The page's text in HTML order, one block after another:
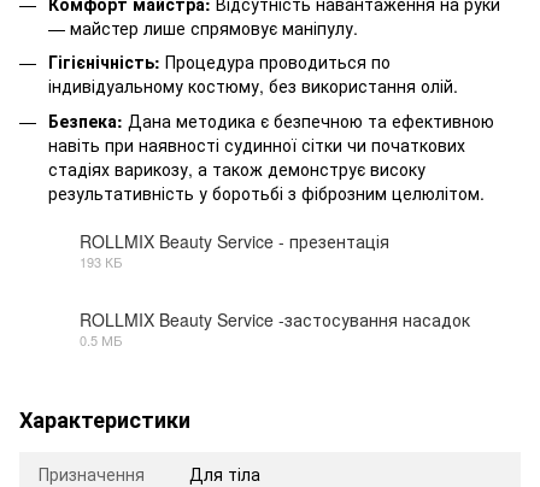
— майстер лише спрямовує маніпулу.
Гігієнічність: Процедура проводиться по
індивідуальному костюму, без використання олій.
Безпека: Дана методика є безпечною та ефективною
навіть при наявності судинної сітки чи початкових
стадіях варикозу, а також демонструє високу
результативність у боротьбі з фіброзним целюлітом.
ROLLMIX Beauty Service - презентація
193 КБ
ROLLMIX Beauty Service -застосування насадок
0.5 МБ
Характеристики
Призначення
Для тіла